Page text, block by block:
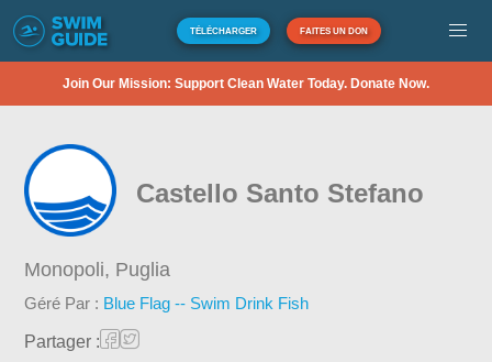
TÉLÉCHARGER FAITES UN DON
Join Our Mission: Support Clean Water Today. Donate Now.
Castello Santo Stefano
Monopoli, Puglia
Géré Par : Blue Flag -- Swim Drink Fish
Partager :